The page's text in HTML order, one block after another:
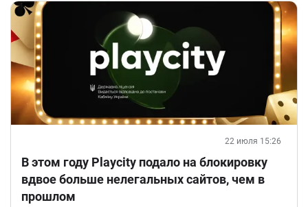
22 июля 15:26
В этом году Playcity подало на блокировку
вдвое больше нелегальных сайтов, чем в
прошлом